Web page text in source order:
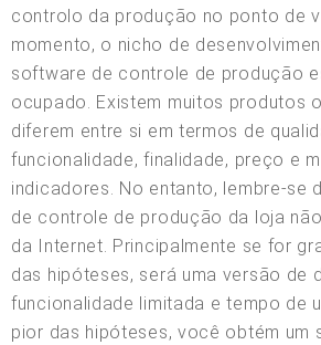
controlo da produção no ponto de
momento, o nicho de
software de controle de produção
ocupado. Existem muitos produtos
diferem entre si em termos de
funcionalidade, finalidade, preço e
indicadores. No entanto, lembre-se
de controle de produção da loja
da Internet. Principalmente se for
das hipóteses, será uma versão de
funcionalidade limitada e tempo de
pior das hipóteses, você obtém um